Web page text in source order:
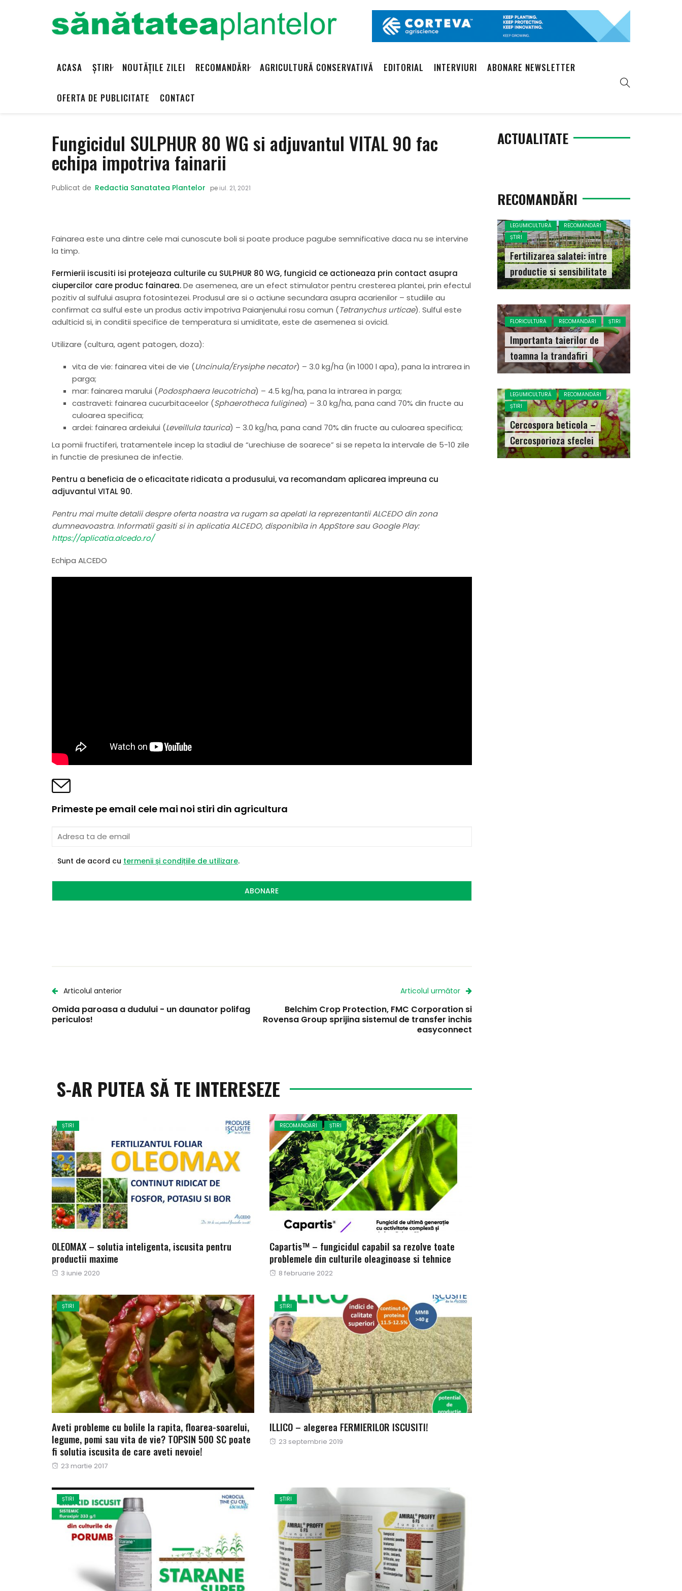
ACASA ȘTIRI NOUTĂȚILE ZILEI RECOMANDĂRI AGRICULTURĂ CONSERVATIVĂ EDITORIAL INTERVIURI ABONARE NEWSLETTER
OFERTA DE PUBLICITATE CONTACT
Fungicidul SULPHUR 80 WG si adjuvantul VITAL 90 fac
echipa impotriva fainarii
Publicat de Redactia Sanatatea Plantelor pe iul. 21, 2021
Fainarea este una dintre cele mai cunoscute boli si poate produce pagube semnificative daca nu se intervine
la timp.
Fermierii iscusiti isi protejeaza culturile cu SULPHUR 80 WG, fungicid ce actioneaza prin contact asupra
ciupercilor care produc fainarea.De asemenea, are un efect stimulator pentru cresterea plantei, prin efectul
pozitiv al sulfului asupra fotosintezei. Produsul are si o actiune secundara asupra acarienilor – studiile au
confirmat ca sulful este un produs activ impotriva Paianjenului rosu comun (Tetranychus urticae). Sulful este
adulticid si, in conditii specifice de temperatura si umiditate, este de asemenea si ovicid.
Utilizare (cultura, agent patogen, doza):
vita de vie: fainarea vitei de vie (Uncinula/Erysiphe necator) – 3.0 kg/ha (in 1000 l apa), pana la intrarea in
parga;
mar: fainarea marului (Podosphaera leucotricha) – 4.5 kg/ha, pana la intrarea in parga;
castraveti: fainarea cucurbitaceelor (Sphaerotheca fuliginea) – 3.0 kg/ha, pana cand 70% din fructe au
culoarea specifica;
ardei: fainarea ardeiului (Leveillula taurica) – 3.0 kg/ha, pana cand 70% din fructe au culoarea specifica;
La pomii fructiferi, tratamentele incep la stadiul de “urechiuse de soarece” si se repeta la intervale de 5-10 zile
in functie de presiunea de infectie.
Pentru a beneficia de o eficacitate ridicata a produsului, va recomandam aplicarea impreuna cu
adjuvantul VITAL 90.
Pentru mai multe detalii despre oferta noastra va rugam sa apelati la reprezentantii ALCEDO din zona
dumneavoastra. Informatii gasiti si in aplicatia ALCEDO, disponibila in AppStore sau Google Play:
https://aplicatia.alcedo.ro/
Echipa ALCEDO
Primeste pe email cele mai noi stiri din agricultura
Sunt de acord cu termenii și condițiile de utilizare.
ABONARE
Articolul anterior
Omida paroasa a dudului - un daunator polifag
periculos!
Articolul următor
Belchim Crop Protection, FMC Corporation si
Rovensa Group sprijina sistemul de transfer inchis
easyconnect
S-AR PUTEA SĂ TE INTERESEZE
ȘTIRI
OLEOMAX – solutia inteligenta, iscusita pentru
productii maxime
Publicat
3 iunie 2020
RECOMANDĂRI ȘTIRI
Capartis™ – fungicidul capabil sa rezolve toate
problemele din culturile oleaginoase si tehnice
Publicat
8 februarie 2022
ȘTIRI
Aveti probleme cu bolile la rapita, floarea-soarelui,
legume, pomi sau vita de vie? TOPSIN 500 SC poate
fi solutia iscusita de care aveti nevoie!
Publicat
23 martie 2017
ȘTIRI
ILLICO – alegerea FERMIERILOR ISCUSITI!
Publicat
23 septembrie 2019
ȘTIRI ȘTIRI
ACTUALITATE
RECOMANDĂRI
LEGUMICULTURĂ
RECOMANDĂRI
ȘTIRI
Fertilizarea salatei: intre
productie si sensibilitate
FLORICULTURA RECOMANDĂRI ȘTIRI
Importanta taierilor de
toamna la trandafiri
LEGUMICULTURĂ
RECOMANDĂRI
ȘTIRI
Cercospora beticola –
Cercosporioza sfeclei